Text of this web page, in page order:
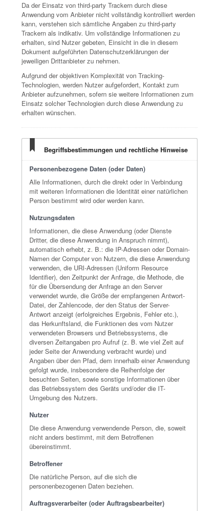
Da der Einsatz von third-party Trackern durch diese
Anwendung vom Anbieter nicht vollständig kontrolliert werden
kann, verstehen sich sämtliche Angaben zu third-party
Trackern als indikativ. Um vollständige Informationen zu
erhalten, sind Nutzer gebeten, Einsicht in die in diesem
Dokument aufgeführten Datenschutzerklärungen der
jeweiligen Drittanbieter zu nehmen.
Aufgrund der objektiven Komplexität von Tracking-
Technologien, werden Nutzer aufgefordert, Kontakt zum
Anbieter aufzunehmen, sofern sie weitere Informationen zum
Einsatz solcher Technologien durch diese Anwendung zu
erhalten wünschen.
Begriffsbestimmungen und rechtliche Hinweise
Personenbezogene Daten (oder Daten)
Alle Informationen, durch die direkt oder in Verbindung
mit weiteren Informationen die Identität einer natürlichen
Person bestimmt wird oder werden kann.
Nutzungsdaten
Informationen, die diese Anwendung (oder Dienste
Dritter, die diese Anwendung in Anspruch nimmt),
automatisch erhebt, z. B.: die IP-Adressen oder Domain-
Namen der Computer von Nutzern, die diese Anwendung
verwenden, die URI-Adressen (Uniform Resource
Identifier), den Zeitpunkt der Anfrage, die Methode, die
für die Übersendung der Anfrage an den Server
verwendet wurde, die Größe der empfangenen Antwort-
Datei, der Zahlencode, der den Status der Server-
Antwort anzeigt (erfolgreiches Ergebnis, Fehler etc.),
das Herkunftsland, die Funktionen des vom Nutzer
verwendeten Browsers und Betriebssystems, die
diversen Zeitangaben pro Aufruf (z. B. wie viel Zeit auf
jeder Seite der Anwendung verbracht wurde) und
Angaben über den Pfad, dem innerhalb einer Anwendung
gefolgt wurde, insbesondere die Reihenfolge der
besuchten Seiten, sowie sonstige Informationen über
das Betriebssystem des Geräts und/oder die IT-
Umgebung des Nutzers.
Nutzer
Die diese Anwendung verwendende Person, die, soweit
nicht anders bestimmt, mit dem Betroffenen
übereinstimmt.
Betroffener
Die natürliche Person, auf die sich die
personenbezogenen Daten beziehen.
Auftragsverarbeiter (oder Auftragsbearbeiter)